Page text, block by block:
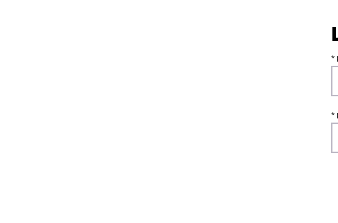
*
*